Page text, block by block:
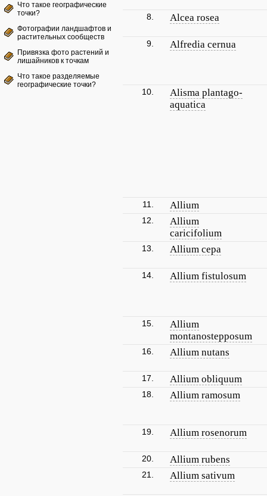
Что такое географические
точки?
Фотографии ландшафтов и
растительных сообществ
Привязка фото растений и
лишайников к точкам
Что такое разделяемые
географические точки?
8. Alcea rosea
9. Alfredia cernua
10.
Alisma plantago-
aquatica
11. Allium
12.
Allium
caricifolium
13. Allium cepa
14. Allium fistulosum
15.
Allium
montanostepposum
16. Allium nutans
17. Allium obliquum
18. Allium ramosum
19. Allium rosenorum
20. Allium rubens
21. Allium sativum